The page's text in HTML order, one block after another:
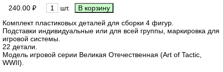
240.00 ₽
шт.
Комплект пластиковых деталей для сборки 4 фигур.
Подставки индивидуальные или для всей группы, маркировка для
игровой системы.
22 детали.
Модель игровой серии Великая Отечественная (Art of Tactic,
WWII).